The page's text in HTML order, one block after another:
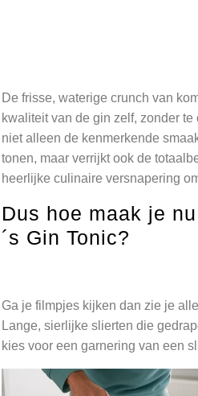
De frisse, waterige crunch van
kwaliteit van de gin zelf, zonder
niet alleen de kenmerkende
tonen, maar verrijkt ook de
heerlijke culinaire versnapering
Dus hoe maak je
´s Gin Tonic?
Ga je filmpjes kijken dan zie je
Lange, sierlijke slierten die
kies voor een garnering van een